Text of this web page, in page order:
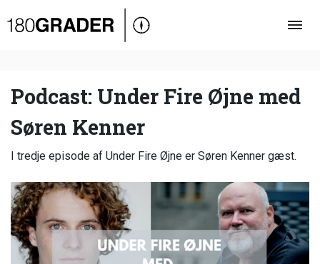
Oversigt
Debat
Video
Podcast
Podcast: Under Fire Øjne med
Søren Kenner
I tredje episode af Under Fire Øjne er Søren Kenner gæst.